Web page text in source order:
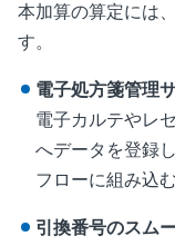
本加算の算定には
す。
電子処方箋管理
電子カルテやレ
へデータを登録
フローに組み込む
引換番号のスム